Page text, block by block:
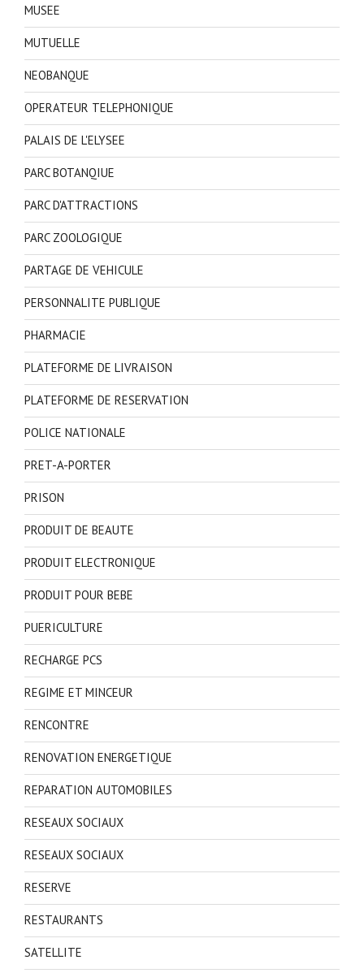
MUSEE
MUTUELLE
NEOBANQUE
OPERATEUR TELEPHONIQUE
PALAIS DE L'ELYSEE
PARC BOTANQIUE
PARC D'ATTRACTIONS
PARC ZOOLOGIQUE
PARTAGE DE VEHICULE
PERSONNALITE PUBLIQUE
PHARMACIE
PLATEFORME DE LIVRAISON
PLATEFORME DE RESERVATION
POLICE NATIONALE
PRET-A-PORTER
PRISON
PRODUIT DE BEAUTE
PRODUIT ELECTRONIQUE
PRODUIT POUR BEBE
PUERICULTURE
RECHARGE PCS
REGIME ET MINCEUR
RENCONTRE
RENOVATION ENERGETIQUE
REPARATION AUTOMOBILES
RESEAUX SOCIAUX
RESEAUX SOCIAUX
RESERVE
RESTAURANTS
SATELLITE